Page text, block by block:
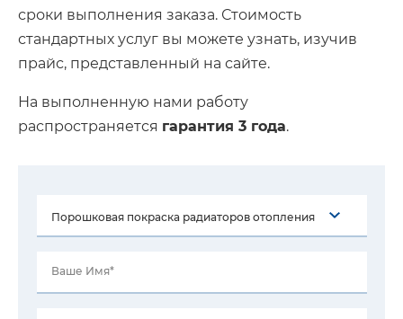
сроки выполнения заказа. Стоимость
стандартных услуг вы можете узнать, изучив
прайс, представленный на сайте.
На выполненную нами работу
распространяется гарантия 3 года.
Ваше Имя*